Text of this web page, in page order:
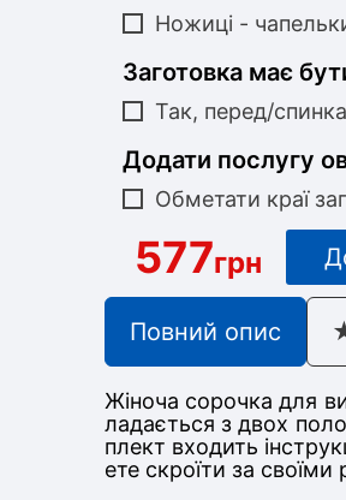
Ножиці -
Заготовка має
Так, перед/
Додати послугу
Обметати краї
577грн
Повний опис
Жіноча сорочка для
ладається з двох
плект входить
ете скроїти за